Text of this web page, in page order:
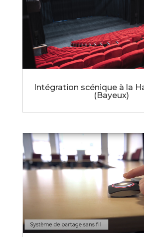
Intégration scénique à la
(Bayeux)